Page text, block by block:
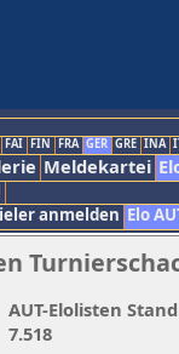
FAI FIN FRA GER GRE INA
Meldekartei
anmelden Elo
AUT-Elolisten
7.518